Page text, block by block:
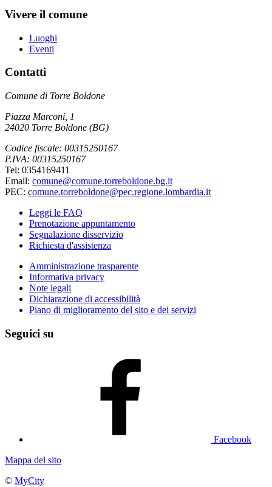
Vivere il comune
Luoghi
Eventi
Contatti
Comune di Torre Boldone
Piazza Marconi, 1
24020 Torre Boldone (BG)
Codice fiscale: 00315250167
P.IVA: 00315250167
Tel: 0354169411
Email: comune@comune.torreboldone.bg.it
PEC: comune.torreboldone@pec.regione.lombardia.it
Leggi le FAQ
Prenotazione appuntamento
Segnalazione disservizio
Richiesta d'assistenza
Amministrazione trasparente
Informativa privacy
Note legali
Dichiarazione di accessibilità
Piano di miglioramento del sito e dei servizi
Seguici su
Facebook
Mappa del sito
© MyCity